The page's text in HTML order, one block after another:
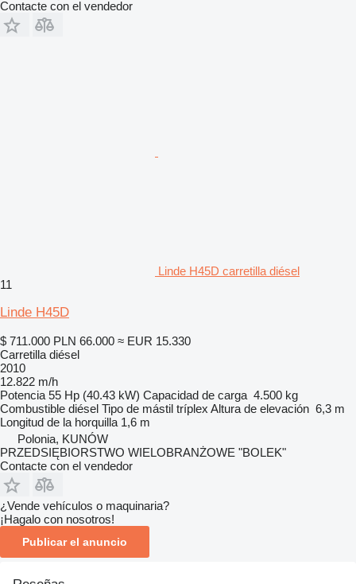
Contacte con el vendedor
Linde H45D carretilla diésel
11
Linde H45D
$ 711.000 PLN 66.000 ≈ EUR 15.330
Carretilla diésel
2010
12.822 m/h
Potencia 55 Hp (40.43 kW) Capacidad de carga 4.500 kg
Combustible diésel Tipo de mástil tríplex Altura de elevación 6,3 m
Longitud de la horquilla 1,6 m
Polonia, KUNÓW
PRZEDSIĘBIORSTWO WIELOBRANŻOWE "BOLEK"
Contacte con el vendedor
¿Vende vehículos o maquinaria?
¡Hagalo con nosotros!
Publicar el anuncio